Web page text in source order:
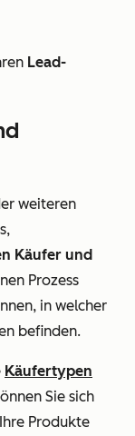
Lead-
weiteren
Käufer und
Prozess
in welcher
befinden.
Käufertypen
Sie sich
Produkte